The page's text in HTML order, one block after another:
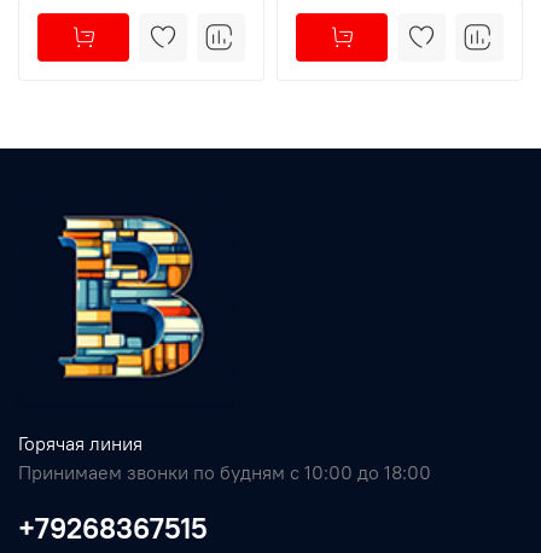
Горячая линия
Принимаем звонки по будням с 10:00 до 18:00
+79268367515